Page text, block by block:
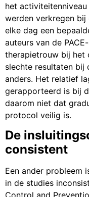
het
werden verkregen bij
elke dag een
auteurs van de
therapietrouw bij het
slechte resultaten bij
anders. Het relatief
gerapporteerd is bij
daarom niet dat
protocol veilig is.
De
consistent
Een ander probleem
in de studies